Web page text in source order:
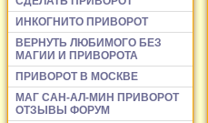
ИНКОГНИТО ПРИВОРОТ
ВЕРНУТЬ ЛЮБИМОГО БЕЗ
МАГИИ И ПРИВОРОТА
ПРИВОРОТ В МОСКВЕ
МАГ САН-АЛ-МИН ПРИВОРОТ
ОТЗЫВЫ ФОРУМ